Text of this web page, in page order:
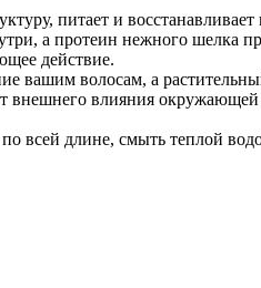
питает и
а протеин нежного шелка
действие.
вашим волосам, а
внешнего влияния
всей длине, смыть теплой